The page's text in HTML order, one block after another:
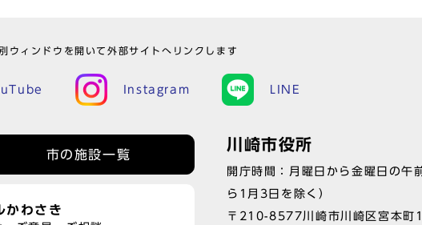
ウィンドウを開いて外部サイトへリンクします
Instagram LINE
市の施設一覧
かわさき
川崎市役所
開庁時間：月曜日から金曜日の
ら1月3日を除く）
〒210-8577川崎市川崎区宮本町